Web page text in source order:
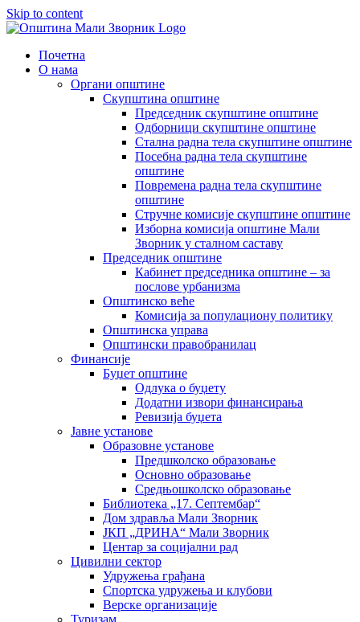
Skip to content
Почетна
О нама
Органи општине
Скупштина општине
Председник скупштине општине
Одборници скупштине општине
Стална радна тела скупштине општине
Посебна радна тела скупштине
општине
Повремена радна тела скупштине
општине
Стручне комисије скупштине општине
Изборна комисија општине Мали
Зворник у сталном саставу
Председник општине
Кабинет председника општине – за
послове урбанизма
Општинско веће
Комисија за популациону политику
Општинска управа
Општински правобранилац
Финансије
Буџет општине
Одлука о буџету
Додатни извори финансирања
Ревизија буџета
Јавне установе
Образовне установе
Предшколско образовање
Основно образовање
Средњошколско образовање
Библиотека „17. Септембар“
Дом здравља Мали Зворник
ЈКП „ДРИНА“ Мали Зворник
Центар за социјални рад
Цивилни сектор
Удружења грађана
Спортска удружења и клубови
Верске организације
Туризам